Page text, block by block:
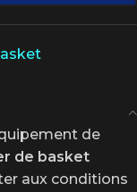
de
de basket
aux conditions